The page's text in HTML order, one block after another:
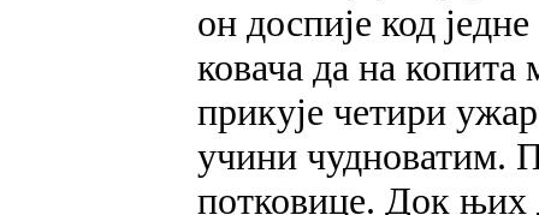
он доспије код
ковача да на копита
прикује четири
учини чудноватим.
потковице. Док њих